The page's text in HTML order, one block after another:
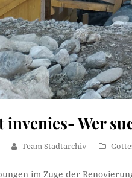
invenies- Wer
Team Stadtarchiv
im Zuge der